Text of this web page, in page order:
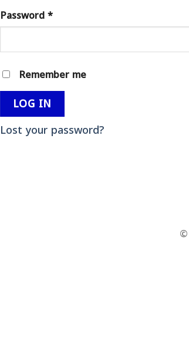
Password*
Remember me
LOG IN
Lost your password?